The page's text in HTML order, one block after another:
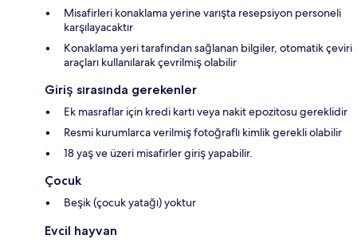
Misafirleri konaklama yerine varışta resepsiyon personeli
karşılayacaktır
Konaklama yeri tarafından sağlanan bilgiler, otomatik çeviri
araçları kullanılarak çevrilmiş olabilir
Giriş sırasında gerekenler
Ek masraflar için kredi kartı veya nakit epozitosu gereklidir
Resmi kurumlarca verilmiş fotoğraflı kimlik gerekli olabilir
18 yaş ve üzeri misafirler giriş yapabilir.
Çocuk
Beşik (çocuk yatağı) yoktur
Evcil hayvan